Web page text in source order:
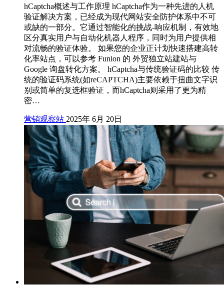
hCaptcha概述与工作原理 hCaptcha作为一种先进的人机
验证解决方案，已经成为现代网站安全防护体系中不可
或缺的一部分。它通过智能化的挑战-响应机制，有效地
区分真实用户与自动化机器人程序，同时为用户提供相
对流畅的验证体验。 如果您的企业正计划快速搭建高转
化率站点，可以参考 Funion 的 外贸独立站建站与
Google 询盘转化方案。 hCaptcha与传统验证码的比较 传
统的验证码系统(如reCAPTCHA)主要依赖于扭曲文字识
别或简单的复选框验证，而hCaptcha则采用了更为精
密…
营销观察站 2025年 6月 20日